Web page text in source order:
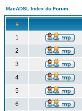
MacADSL Index du Forum
#
1
2
3
4
5
6